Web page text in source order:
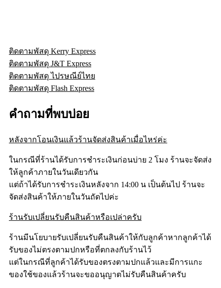
ติดตามพัสดุ Kerry Express
ติดตามพัสดุ J&T Express
ติดตามพัสดุ ไปรษณีย์ไทย
ติดตามพัสดุ Flash Express
คำถามที่พบบ่อย
หลังจากโอนเงินแล้วร้านจัดส่งสินค้าเมื่อไหร่ค่ะ
ในกรณีที่ร้านได้รับการชำระเงินก่อนบ่าย 2 โมง ร้านจะจัดส่ง
ให้ลูกค้าภายในวันเดียวกัน
แต่ถ้าได้รับการชำระเงินหลังจาก 14:00 น เป็นต้นไป ร้านจะ
จัดส่งสินค้าให้ภายในวันถัดไปค่ะ
ร้านรับเปลี่ยนรับคืนสินค้าหรือเปล่าครับ
ร้านมีนโยบายรับเปลี่ยนรับคืนสินค้าให้กับลูกค้าหากลูกค้าได้
รับของไม่ตรงตามปกหรือที่ตกลงกับร้านไว้
แต่ในกรณีที่ลูกค้าได้รับของตรงตามปกแล้วและมีการแกะ
ของใช้ของแล้วร้านจะขออนุญาตไม่รับคืนสินค้าครับ